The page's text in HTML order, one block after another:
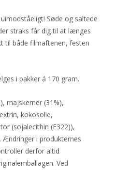
Søde og saltede
straks får dig til at længes
til både filmaftenen, festen
i pakker á 170 gram.
majskerner (31%),
kokosolie,
(sojalecithin (E322)),
Ændringer i produkternes
derfor altid
Ved